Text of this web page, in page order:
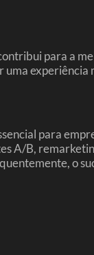
para a
para
A/B,
o